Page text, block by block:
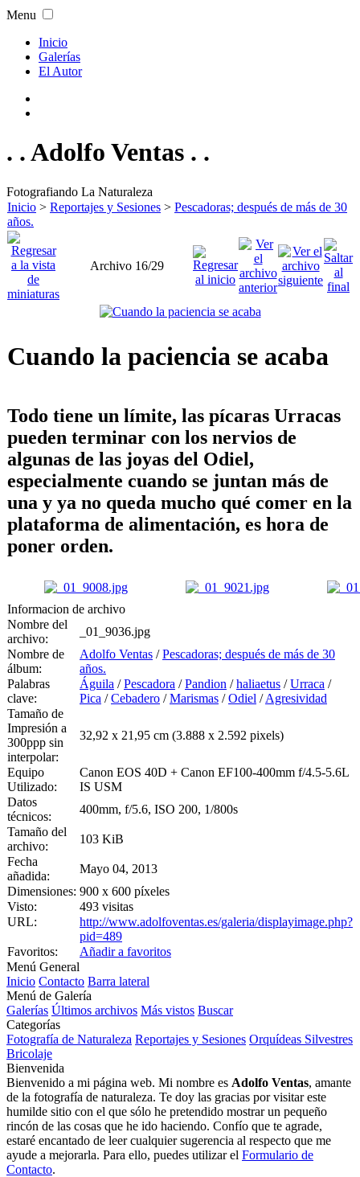
Menu
Inicio
Galerías
El Autor
. . Adolfo Ventas . .
Fotografiando La Naturaleza
Inicio > Reportajes y Sesiones > Pescadoras; después de más de 30
años.
Archivo 16/29
Cuando la paciencia se acaba
Todo tiene un límite, las pícaras Urracas
pueden terminar con los nervios de
algunas de las joyas del Odiel,
especialmente cuando se juntan más de
una y ya no queda mucho qué comer en la
plataforma de alimentación, es hora de
poner orden.
Informacion de archivo
Nombre del
archivo:
_01_9036.jpg
Nombre de
álbum:
Adolfo Ventas /Pescadoras; después de más de 30
años.
Palabras
clave:
Águila /Pescadora /Pandion /haliaetus /Urraca /
Pica /Cebadero /Marismas /Odiel /Agresividad
Tamaño de
Impresión a
300ppp sin
interpolar:
32,92 x 21,95 cm (3.888 x 2.592 pixels)
Equipo
Utilizado:
Canon EOS 40D + Canon EF100-400mm f/4.5-5.6L
IS USM
Datos
técnicos:
400mm, f/5.6, ISO 200, 1/800s
Tamaño del
archivo:
103 KiB
Fecha
añadida:
Mayo 04, 2013
Dimensiones: 900 x 600 píxeles
Visto:
493 visitas
URL:
http://www.adolfoventas.es/galeria/displayimage.php?
pid=489
Favoritos:
Añadir a favoritos
Menú General
Inicio Contacto Barra lateral
Menú de Galería
Galerías Últimos archivos Más vistos Buscar
Categorías
Fotografía de Naturaleza Reportajes y Sesiones Orquídeas Silvestres
Bricolaje
Bienvenida
Bienvenido a mi página web. Mi nombre es Adolfo Ventas, amante
de la fotografía de naturaleza. Te doy las gracias por visitar este
humilde sitio con el que sólo he pretendido mostrar un pequeño
rincón de las cosas que he ido haciendo. Confío que te agrade,
estaré encantado de leer cualquier sugerencia al respecto que me
ayude a mejorarla. Para ello, puedes utilizar el Formulario de
Contacto.